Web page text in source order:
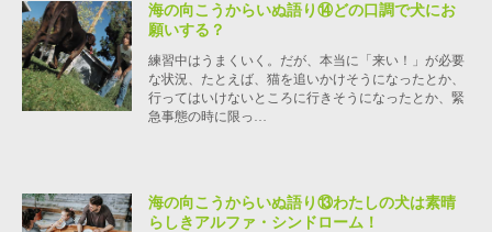
海の向こうからいぬ語り⑭どの口調で犬にお
願いする？
練習中はうまくいく。だが、本当に「来い！」が必要
な状況、たとえば、猫を追いかけそうになったとか、
行ってはいけないところに行きそうになったとか、緊
急事態の時に限っ…
海の向こうからいぬ語り⑬わたしの犬は素晴
らしきアルファ・シンドローム！